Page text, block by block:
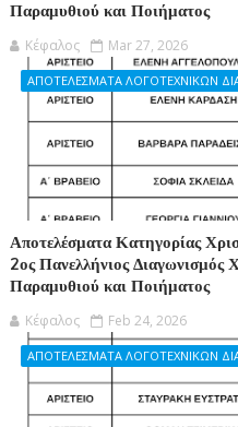
Παραμυθιού και Ποιήματος
Κέφαλος Mar 27, 2026
ΑΠΟΤΕΛΕΣΜΑΤΑ ΛΟΓΟΤΕΧΝΙΚΩΝ
Αποτελέσματα Κατηγορίας
2ος Πανελλήνιος Διαγωνισμός
Παραμυθιού και Ποιήματος
Κέφαλος Feb 24, 2026
ΑΠΟΤΕΛΕΣΜΑΤΑ ΛΟΓΟΤΕΧΝΙΚΩΝ